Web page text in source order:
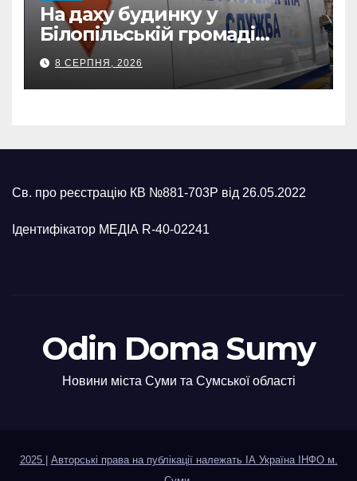
На даху будинку у
Білопільській громаді
знайшли 120-мм міну
8 СЕРПНЯ, 2026
Св. про реєстрацію КВ №881-703Р від 26.05.2022
Ідентифікатор МЕДІА R-40-02241
Odin Doma Sumy
Новини міста Суми та Сумської області
2025
Авторські права на публікації належать ІА Україна ІНФО м.